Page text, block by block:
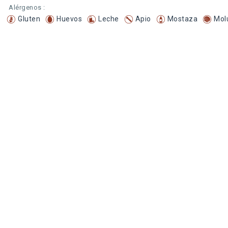
Alérgenos :
Gluten Huevos Leche Apio Mostaza